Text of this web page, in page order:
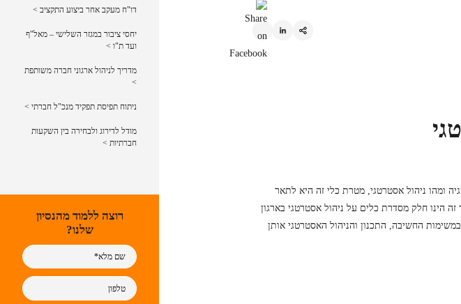
ומהו ניהול אסטרטגי, מטרת כלי זה היא לתאר
הינו חלק מסדרת כלים על ניהול אסטרטגי בארגון
החשיבה, התכנון והניהול האסטרטגי אותן
דו"ח מעקב אחר ביצוע התקציב >
יחסי ציבור במגזר השלישי – מאל"ף
ועד ת"ו >
מדריך לניהול ארגוני חברה משותפת
>
ניתוח תפיסת תפקיד מנכ"ל חברתי >
מודל לדירוג ולבחירה בין השקעות
חברתיות >
רוצה ללמוד מהנסיון
שלנו?